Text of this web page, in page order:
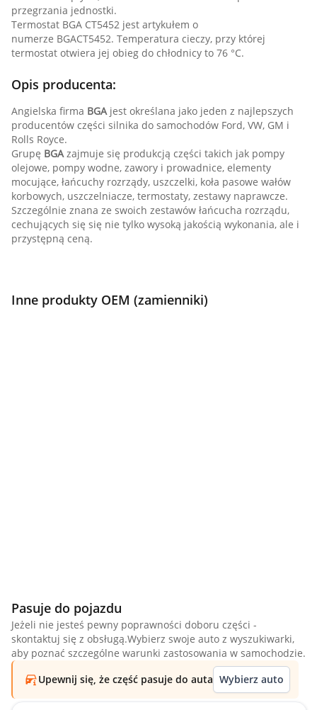
przegrzania jednostki.
Termostat BGA CT5452 jest artykułem o
numerze BGACT5452. Temperatura cieczy, przy której
termostat otwiera jej obieg do chłodnicy to 76 °C.
Opis producenta:
Angielska firma BGAjest określana jako jeden z najlepszych
producentów części silnika do samochodów Ford, VW, GM i
Rolls Royce.
Grupę BGAzajmuje się produkcją części takich jak pompy
olejowe, pompy wodne, zawory i prowadnice, elementy
mocujące, łańcuchy rozrządy, uszczelki, koła pasowe wałów
korbowych, uszczelniacze, termostaty, zestawy naprawcze.
Szczególnie znana ze swoich zestawów łańcucha rozrządu,
cechujących się się nie tylko wysoką jakością wykonania, ale i
przystępną ceną.
Inne produkty OEM (zamienniki)
Pasuje do pojazdu
Jeżeli nie jesteś pewny poprawności doboru części -
skontaktuj się z obsługą.Wybierz swoje auto z wyszukiwarki,
aby poznać szczególne warunki zastosowania w samochodzie.
Upewnij się, że część pasuje do auta Wybierz auto